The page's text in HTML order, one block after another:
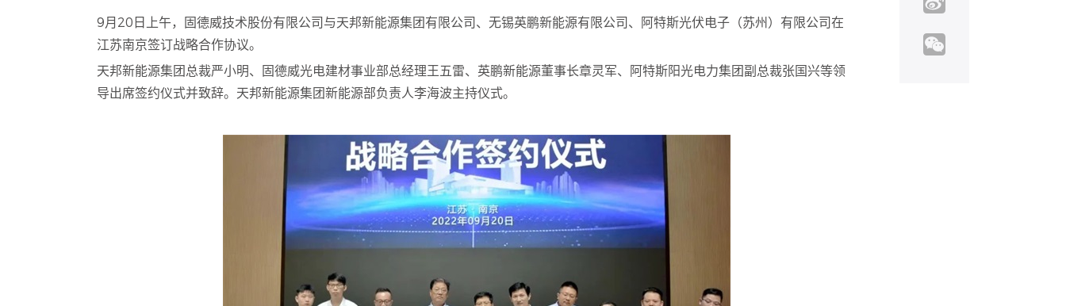
9月20日上午，固德威技术股份有限公司与天邦新能源集团有限公司、无锡英鹏新能源有限公司、阿特斯光伏电子（苏州）有限公司在
江苏南京签订战略合作协议。
天邦新能源集团总裁严小明、固德威光电建材事业部总经理王五雷、英鹏新能源董事长章灵军、阿特斯阳光电力集团副总裁张国兴等领
导出席签约仪式并致辞。天邦新能源集团新能源部负责人李海波主持仪式。